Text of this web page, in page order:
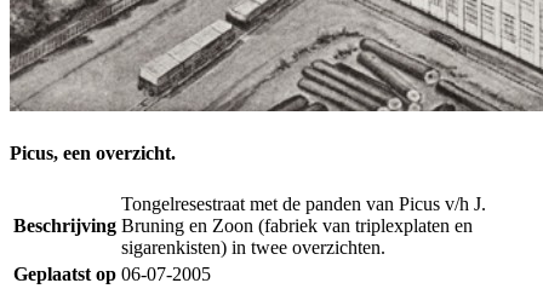
Picus, een overzicht.
Beschrijving
Tongelresestraat met de panden van Picus v/h J.
Bruning en Zoon (fabriek van triplexplaten en
sigarenkisten) in twee overzichten.
Geplaatst op 06-07-2005